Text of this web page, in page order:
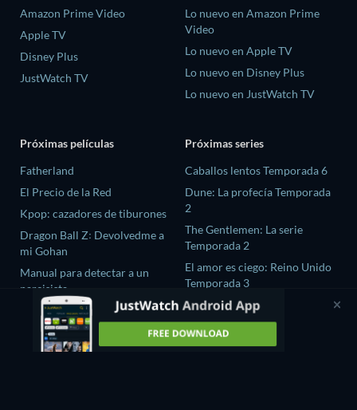
Amazon Prime Video
Apple TV
Disney Plus
JustWatch TV
Lo nuevo en Amazon Prime
Video
Lo nuevo en Apple TV
Lo nuevo en Disney Plus
Lo nuevo en JustWatch TV
Próximas películas
Fatherland
El Precio de la Red
Kpop: cazadores de tiburones
Dragon Ball Z꞉ Devolvedme a
mi Gohan
Manual para detectar a un
narcisista
Próximas series
Caballos lentos Temporada 6
Dune: La profecía Temporada
2
The Gentlemen: La serie
Temporada 2
El amor es ciego: Reino Unido
Temporada 3
La maldición de Oak Island
Temporada 12